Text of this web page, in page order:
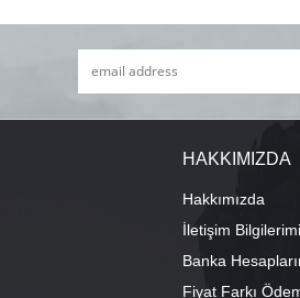
HAKKIMIZDA
Hakkımızda
İletişim
Banka
Fiyat Farkı